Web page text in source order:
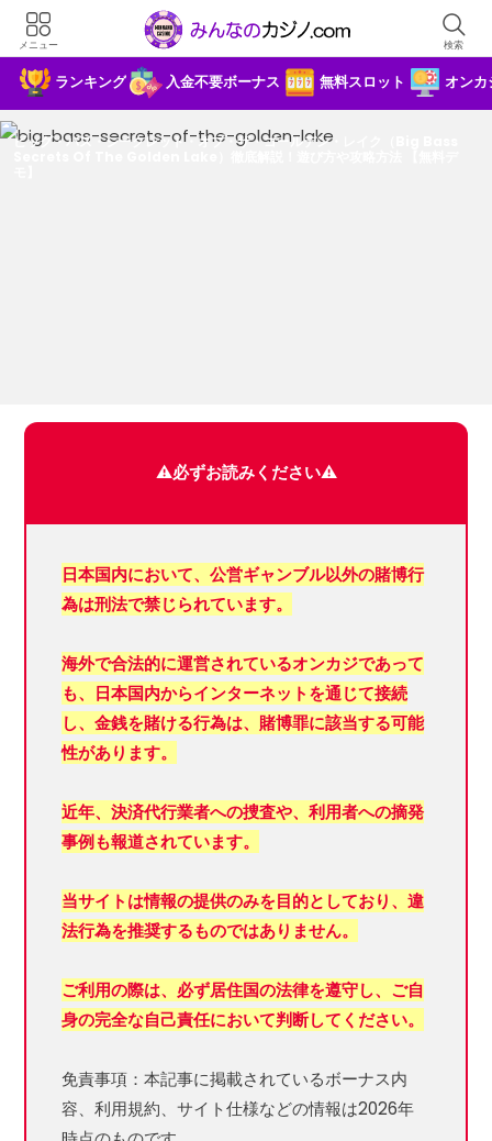
ランキング 入金不要ボーナス 無料スロット オンカ
ビッグ・バス・シークレット・オブ・ザ・ゴールデン・レイク（Big Bass
⚠️必ずお読みください⚠️
日本国内において、公営ギャンブル以外の賭博行
為は刑法で禁じられています。
海外で合法的に運営されているオンカジであって
も、日本国内からインターネットを通じて接続
し、金銭を賭ける行為は、賭博罪に該当する可能
性があります。
近年、決済代行業者への捜査や、利用者への摘発
事例も報道されています。
当サイトは情報の提供のみを目的としており、違
法行為を推奨するものではありません。
ご利用の際は、必ず居住国の法律を遵守し、ご自
身の完全な自己責任において判断してください。
免責事項：本記事に掲載されているボーナス内
容、利用規約、サイト仕様などの情報は2026年
メニュー 検索
45ドル分の入金不要ボーナス+25回フリー
スピン
×